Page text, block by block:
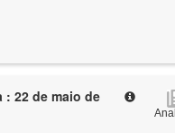
: 22 de maio de